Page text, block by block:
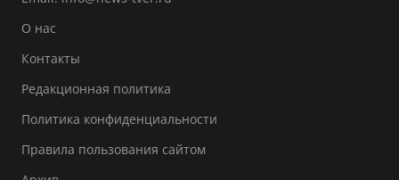
О нас
Контакты
Редакционная политика
Политика конфиденциальности
Правила пользования сайтом